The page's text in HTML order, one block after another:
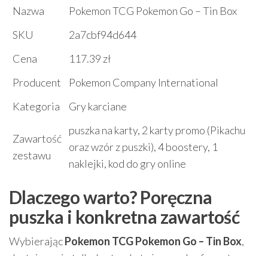
Nazwa
Pokemon TCG Pokemon Go – Tin Box
SKU
2a7cbf94d644
Cena
117.39 zł
Producent
Pokemon Company International
Kategoria
Gry karciane
Zawartość
zestawu
puszka na karty, 2 karty promo (Pikachu
oraz wzór z puszki), 4 boostery, 1
naklejki, kod do gry online
Dlaczego warto? Poręczna
puszka i konkretna zawartość
WybierającPokemon TCG Pokemon Go – Tin Box,